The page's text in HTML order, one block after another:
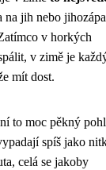
na jih nebo
v horkých
v zimě je
mít dost.
to moc pěkný
spíš jako
celá se jakoby